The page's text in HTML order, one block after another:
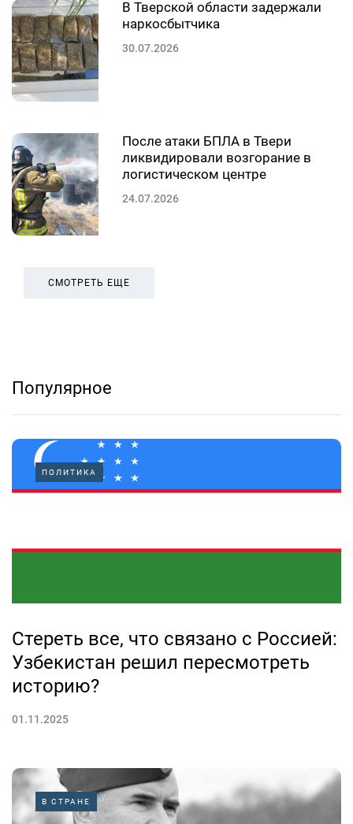
В Тверской области задержали
наркосбытчика
30.07.2026
После атаки БПЛА в Твери
ликвидировали возгорание в
логистическом центре
24.07.2026
СМОТРЕТЬ ЕЩЕ
Популярное
ПОЛИТИКА
Стереть все, что связано с Россией:
Узбекистан решил пересмотреть
историю?
01.11.2025
В СТРАНЕ